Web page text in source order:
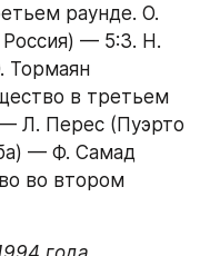
раунде. О.
— 5:3. Н.
Тормаян
в третьем
Л. Перес (Пуэрто
— Ф. Самад
во втором